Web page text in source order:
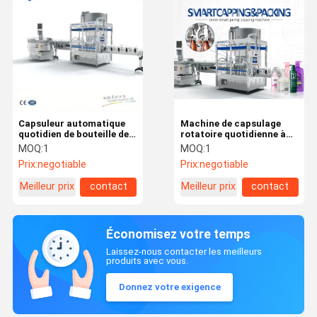
Capsuleur automatique
quotidien de bouteille de
produits chimiques à C.A.
380V 50HZ
MOQ:1
Prix:negotiable
Meilleur prix
contact
Machine de capsulage
rotatoire quotidienne à
C.A. de l'industrie
chimique 380V
MOQ:1
Prix:negotiable
Meilleur prix
contact
Économisez votre temps
Laissez-nous contacter les meilleurs
produits avec vous.
Donnez votre exigence